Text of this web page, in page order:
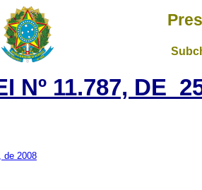
Nº 11.787, DE
de 2008